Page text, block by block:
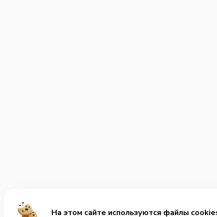
На этом сайте используются файлы